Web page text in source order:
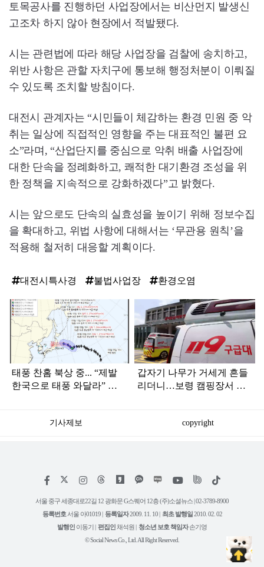
토목공사를 진행하던 사업장에서는 비산먼지 발생신
고조차 하지 않아 현장에서 적발됐다.
시는 관련법에 따라 해당 사업장을 검찰에 송치하고,
위반 사항은 관할 자치구에 통보해 행정처분이 이뤄질
수 있도록 조치할 방침이다.
대전시 관계자는 “시민들이 체감하는 환경 민원 중 악
취는 일상에 직접적인 영향을 주는 대표적인 불편 요
소”라며, “산업단지를 중심으로 악취 배출 사업장에
대한 단속을 정례화하고, 쾌적한 대기환경 조성을 위
한 정책을 지속적으로 강화하겠다”고 밝혔다.
시는 앞으로도 단속의 실효성을 높이기 위해 정보수집
을 확대하고, 위법 사항에 대해서는 ‘무관용 원칙’을
적용해 철저히 대응할 계획이다.
대전시특사경 불법사업장 환경오염
탑
라
인
태풍 찬홈 북상 중... “제발
한국으로 태풍 와달라” 말
갑자기 나무가 거세게 흔들
리더니…보령 캠핑장서 일
기사제보 copyright
페
스
인
타
램
위
트
유
튜
틱
서울 중구 세종대로22길 12 광화문 G스퀘어 12층 (주)소셜뉴스 | 02-3789-8900
등록번호 서울 아01019 | 등록일자2009. 11. 10 | 최초 발행일2010. 02. 02
발행인 이동기 | 편집인채석원 | 청소년 보호 책임자손기영
© Social News Co., Ltd. All Right Reserved.